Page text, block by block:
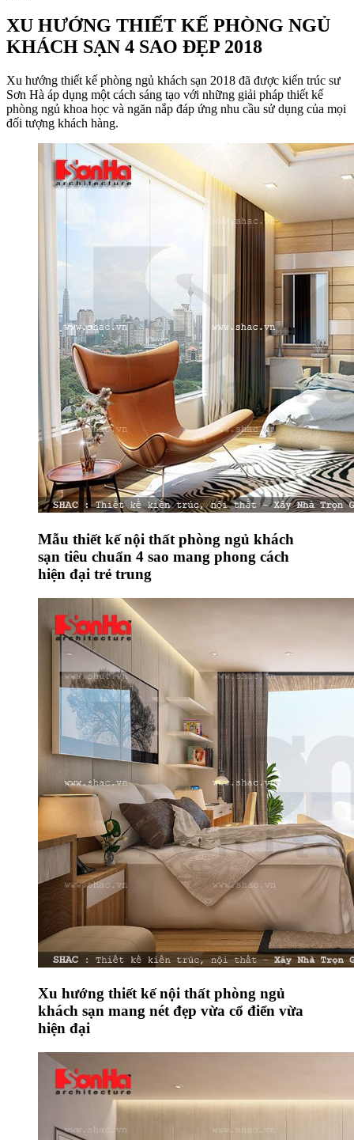
XU HƯỚNG THIẾT KẾ PHÒNG NGỦ
KHÁCH SẠN 4 SAO ĐẸP 2018
Xu hướng thiết kế phòng ngủ khách sạn 2018 đã được kiến trúc sư
Sơn Hà áp dụng một cách sáng tạo với những giải pháp thiết kế
phòng ngủ khoa học và ngăn nắp đáp ứng nhu cầu sử dụng của mọi
đối tượng khách hàng.
Mẫu thiết kế nội thất phòng ngủ khách
sạn tiêu chuẩn 4 sao mang phong cách
hiện đại trẻ trung
Xu hướng thiết kế nội thất phòng ngủ
khách sạn mang nét đẹp vừa cổ điển vừa
hiện đại